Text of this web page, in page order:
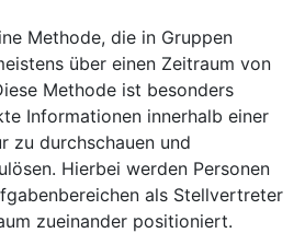
Methode, die in Gruppen
über einen Zeitraum von
Methode ist besonders
Informationen innerhalb einer
zu durchschauen und
Hierbei werden Personen
als Stellvertreter
zueinander positioniert.